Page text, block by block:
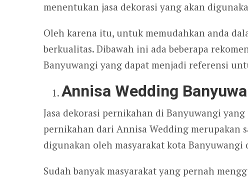
menentukan jasa dekorasi yang akan
Oleh karena itu, untuk memudahkan anda
berkualitas. Dibawah ini ada beberapa
Banyuwangi yang dapat menjadi referensi
Annisa Wedding
Jasa dekorasi pernikahan di Banyuwangi
pernikahan dari Annisa Wedding merupakan
digunakan oleh masyarakat kota Banyuwangi
Sudah banyak masyarakat yang pernah